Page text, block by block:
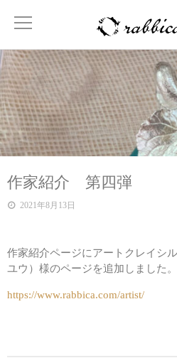
作家紹介 第四弾
2021年8月13日
作家紹介ページにアートクレイシ
ユウ）様のページを追加しました。
https://www.rabbica.com/artist/